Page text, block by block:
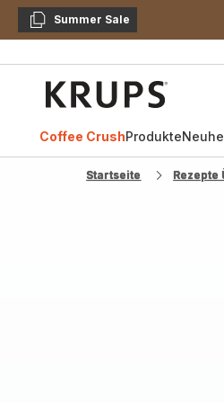
KopierenSummer Sale
Coffee CrushProdukte
Startseite Rezepte